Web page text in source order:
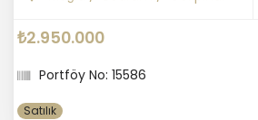
₺2.950.000
Portföy No: 15586
Satılık